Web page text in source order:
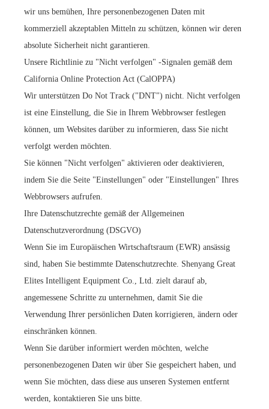
wir uns bemühen, Ihre personenbezogenen Daten mit
kommerziell akzeptablen Mitteln zu schützen, können wir deren
absolute Sicherheit nicht garantieren.
Unsere Richtlinie zu "Nicht verfolgen" -Signalen gemäß dem
California Online Protection Act (CalOPPA)
Wir unterstützen Do Not Track ("DNT") nicht. Nicht verfolgen
ist eine Einstellung, die Sie in Ihrem Webbrowser festlegen
können, um Websites darüber zu informieren, dass Sie nicht
verfolgt werden möchten.
Sie können "Nicht verfolgen" aktivieren oder deaktivieren,
indem Sie die Seite "Einstellungen" oder "Einstellungen" Ihres
Webbrowsers aufrufen.
Ihre Datenschutzrechte gemäß der Allgemeinen
Datenschutzverordnung (DSGVO)
Wenn Sie im Europäischen Wirtschaftsraum (EWR) ansässig
sind, haben Sie bestimmte Datenschutzrechte. Shenyang Great
Elites Intelligent Equipment Co., Ltd. zielt darauf ab,
angemessene Schritte zu unternehmen, damit Sie die
Verwendung Ihrer persönlichen Daten korrigieren, ändern oder
einschränken können.
Wenn Sie darüber informiert werden möchten, welche
personenbezogenen Daten wir über Sie gespeichert haben, und
wenn Sie möchten, dass diese aus unseren Systemen entfernt
werden, kontaktieren Sie uns bitte.